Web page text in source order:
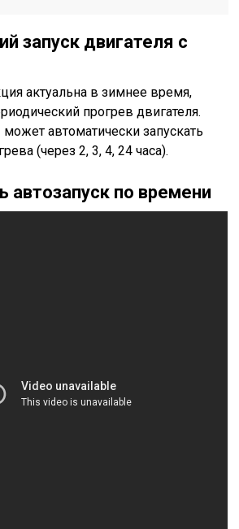
запуск двигателя с
актуальна в зимнее время,
прогрев двигателя.
автоматически запускать
(через 2, 3, 4, 24 часа).
автозапуск по времени